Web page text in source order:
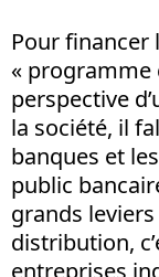
Pour financer
« programme
perspective
la société, il
banques et
public
grands leviers
distribution,
entreprises